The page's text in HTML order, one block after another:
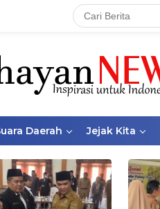
Daerah Jejak Kita